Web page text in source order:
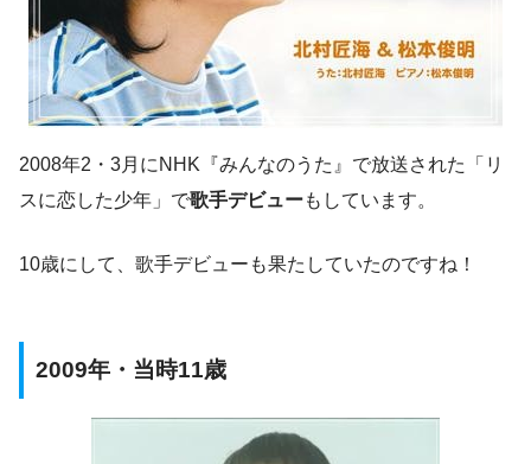
2008年2・3月にNHK『みんなのうた』で放送された「リ
スに恋した少年」で歌手デビューもしています。
10歳にして、歌手デビューも果たしていたのですね！
2009年・当時11歳